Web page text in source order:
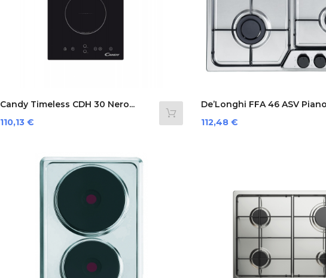
Candy Timeless CDH 30 Nero...
Prezzo
110,13 €
De’Longhi FFA 46 ASV
Prezzo
112,48 €